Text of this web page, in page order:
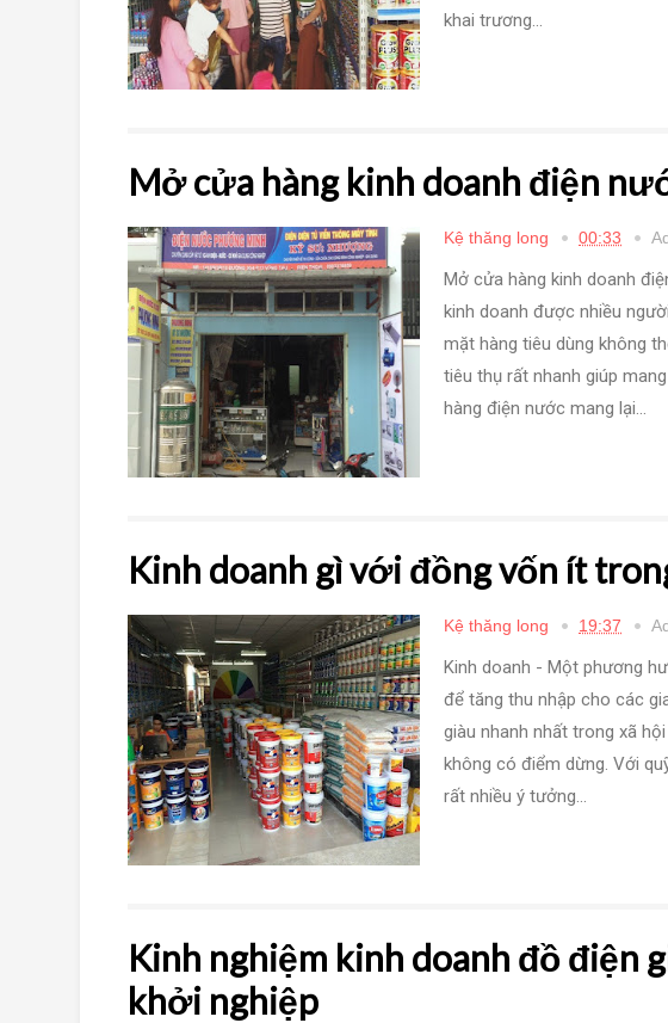
khai trương...
Mở cửa hàng kinh doanh điện
Kệ thăng long 00:33
Mở cửa hàng kinh doanh
kinh doanh được nhiều
mặt hàng tiêu dùng không
tiêu thụ rất nhanh giúp
hàng điện nước mang lại...
Kinh doanh gì với đồng vốn ít
Kệ thăng long 19:37
Kinh doanh - Một phương
để tăng thu nhập cho các
giàu nhanh nhất trong xã
không có điểm dừng. Với
rất nhiều ý tưởng...
Kinh nghiệm kinh doanh đồ điện
khởi nghiệp